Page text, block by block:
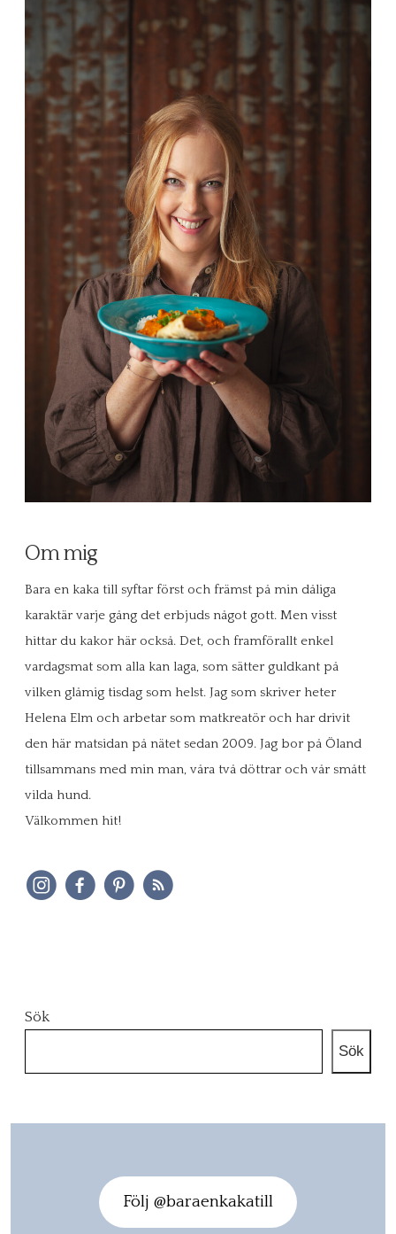
Om mig
Bara en kaka till syftar först och främst på min dåliga
karaktär varje gång det erbjuds något gott. Men visst
hittar du kakor här också. Det, och framförallt enkel
vardagsmat som alla kan laga, som sätter guldkant på
vilken glåmig tisdag som helst. Jag som skriver heter
Helena Elm och arbetar som matkreatör och har drivit
den här matsidan på nätet sedan 2009. Jag bor på Öland
tillsammans med min man, våra två döttrar och vår smått
vilda hund.
Välkommen hit!
Sök
Sök
Följ @baraenkakatill